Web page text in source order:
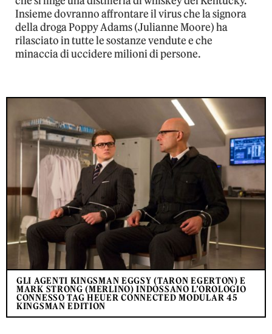
Insieme dovranno affrontare il virus che la signora
della droga Poppy Adams (Julianne Moore) ha
rilasciato in tutte le sostanze vendute e che
minaccia di uccidere milioni di persone.
GLI AGENTI KINGSMAN EGGSY (TARON EGERTON) E
MARK STRONG (MERLINO) INDOSSANO L’OROLOGIO
CONNESSO TAG HEUER CONNECTED MODULAR 45
KINGSMAN EDITION